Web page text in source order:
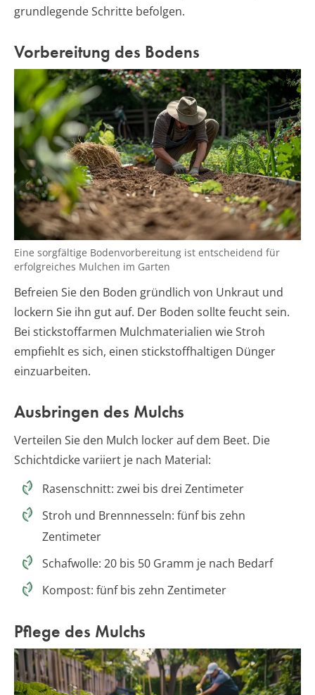
grundlegende Schritte befolgen.
Vorbereitung des Bodens
Eine sorgfältige Bodenvorbereitung ist entscheidend für
erfolgreiches Mulchen im Garten
Befreien Sie den Boden gründlich von Unkraut und
lockern Sie ihn gut auf. Der Boden sollte feucht sein.
Bei stickstoffarmen Mulchmaterialien wie Stroh
empfiehlt es sich, einen stickstoffhaltigen Dünger
einzuarbeiten.
Ausbringen des Mulchs
Verteilen Sie den Mulch locker auf dem Beet. Die
Schichtdicke variiert je nach Material:
Rasenschnitt: zwei bis drei Zentimeter
Stroh und Brennnesseln: fünf bis zehn
Zentimeter
Schafwolle: 20 bis 50 Gramm je nach Bedarf
Kompost: fünf bis zehn Zentimeter
Pflege des Mulchs